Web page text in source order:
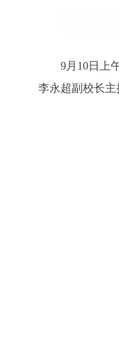
9月10日上午
李永超副校长主